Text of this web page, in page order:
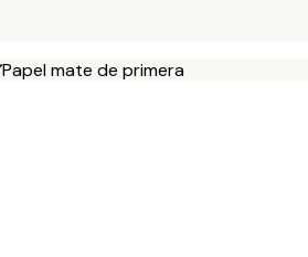
Papel mate de primera